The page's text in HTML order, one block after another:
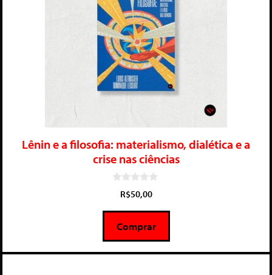
Lênin e a filosofia: materialismo, dialética e a
crise nas ciências
5
R$50,00
Comprar